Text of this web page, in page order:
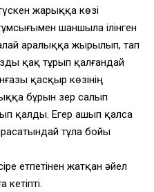
жарыққа көзi
шаншыла iлiнген
аралыққа жырылып, тап
қақ тұрып қалғандай
қасқыр көзiнiң
бұрын зер салып
қалды. Егер ашып қалса
тұла бойы
етпетiнен жатқан әйел
кетiптi.